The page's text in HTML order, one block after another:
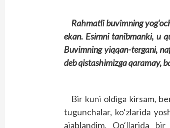
Rahmatli buvimning
ekan. Esimni tanibmanki, u
Buvimning yiqqan-tergani,
deb qistashimizga qaramay,
Bir kuni oldiga kirsam,
tugunchalar, ko‘zlarida
ajablandim. Qo‘llarida